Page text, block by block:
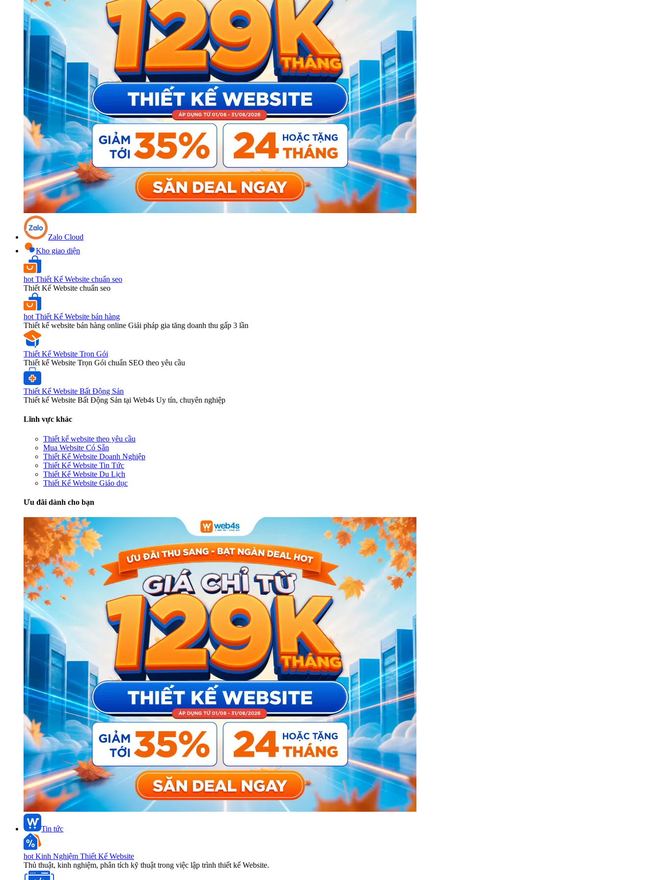
Zalo Cloud
Kho giao diện
hot Thiết Kế Website chuẩn seo
Thiết Kế Website chuẩn seo
hot Thiết Kế Website bán hàng
Thiết kế website bán hàng online Giải pháp gia tăng doanh thu gấp 3 lần
Thiết Kế Website Trọn Gói
Thiết kế Website Trọn Gói chuẩn SEO theo yêu cầu
Thiết Kế Website Bất Động Sản
Thiết kế Website Bất Động Sản tại Web4s Uy tín, chuyên nghiệp
Lĩnh vực khác
Thiết kế website theo yêu cầu
Mua Website Có Sẵn
Thiết Kế Website Doanh Nghiệp
Thiết Kế Website Tin Tức
Thiết Kế Website Du Lịch
Thiết Kế Website Giáo dục
Ưu đãi dành cho bạn
Tin tức
hot Kinh Nghiệm Thiết Kế Website
Thủ thuật, kinh nghiệm, phân tích kỹ thuật trong việc lập trình thiết kế Website.